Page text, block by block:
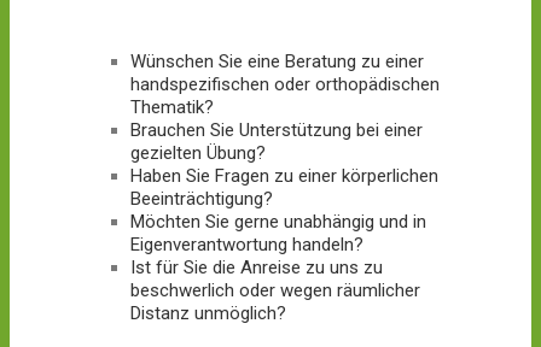
Wünschen Sie eine Beratung zu einer
handspezifischen oder orthopädischen
Thematik?
Brauchen Sie Unterstützung bei einer
gezielten Übung?
Haben Sie Fragen zu einer körperlichen
Beeinträchtigung?
Möchten Sie gerne unabhängig und in
Eigenverantwortung handeln?
Ist für Sie die Anreise zu uns zu
beschwerlich oder wegen räumlicher
Distanz unmöglich?